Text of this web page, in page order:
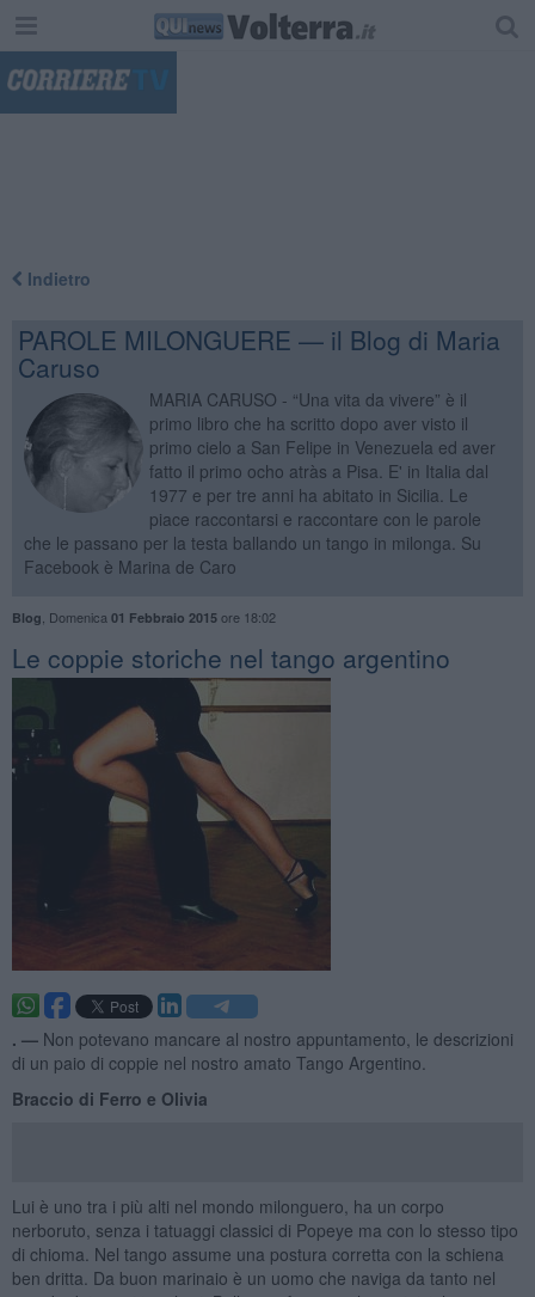
Indietro
PAROLE MILONGUERE — il Blog di Maria
Caruso
MARIA CARUSO - “Una vita da vivere” è il
primo libro che ha scritto dopo aver visto il
primo cielo a San Felipe in Venezuela ed aver
fatto il primo ocho atràs a Pisa. E' in Italia dal
1977 e per tre anni ha abitato in Sicilia. Le
piace raccontarsi e raccontare con le parole
che le passano per la testa ballando un tango in milonga. Su
Facebook è Marina de Caro
Blog Domenica 01 Febbraio 2015ore 18:02
Le coppie storiche nel tango argentino
. — Non potevano mancare al nostro appuntamento, le descrizioni
di un paio di coppie nel nostro amato Tango Argentino.
Braccio di Ferro e Olivia
Lui è uno tra i più alti nel mondo milonguero, ha un corpo
nerboruto, senza i tatuaggi classici di Popeye ma con lo stesso tipo
di chioma. Nel tango assume una postura corretta con la schiena
ben dritta. Da buon marinaio è un uomo che naviga da tanto nel